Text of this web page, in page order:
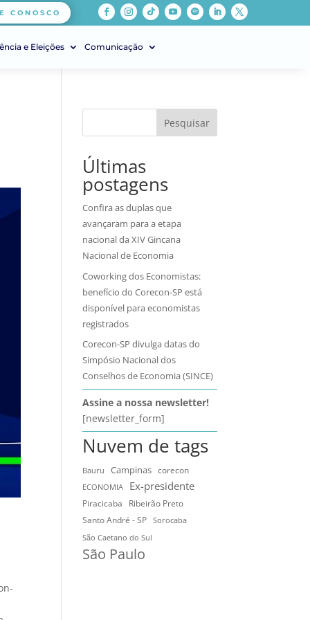
CONOSCO
e Eleições Comunicação
Pesquisar
Últimas
postagens
Confira as duplas que
avançaram para a etapa
nacional da XIV Gincana
Nacional de Economia
Coworking dos Economistas:
benefício do Corecon-SP está
disponível para economistas
registrados
Corecon-SP divulga datas do
Simpósio Nacional dos
Conselhos de Economia (SINCE)
Assine a nossa newsletter!
[newsletter_form]
Nuvem de tags
Bauru Campinas
corecon
ECONOMIA
Ex-presidente
Piracicaba
Ribeirão Preto
Santo André - SP
Sorocaba
São Caetano do Sul
São Paulo